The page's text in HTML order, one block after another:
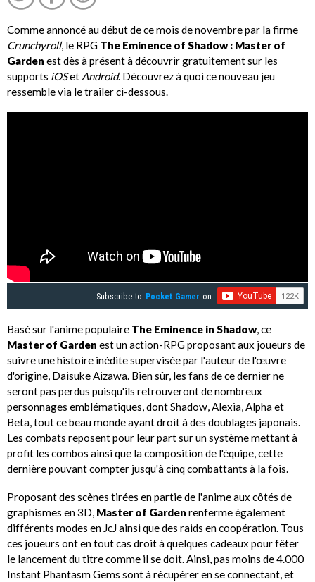
Comme annoncé au début de ce mois de novembre par la firme
Crunchyroll, le RPG The Eminence of Shadow : Master of
Garden est dès à présent à découvrir gratuitement sur les
supports iOSet Android. Découvrez à quoi ce nouveau jeu
ressemble via le trailer ci-dessous.
Subscribe to Pocket Gamer on
Basé sur l'anime populaire The Eminence in Shadow, ce
Master of Garden est un action-RPG proposant aux joueurs de
suivre une histoire inédite supervisée par l'auteur de l'œuvre
d'origine, Daisuke Aizawa. Bien sûr, les fans de ce dernier ne
seront pas perdus puisqu'ils retrouveront de nombreux
personnages emblématiques, dont Shadow, Alexia, Alpha et
Beta, tout ce beau monde ayant droit à des doublages japonais.
Les combats reposent pour leur part sur un système mettant à
profit les combos ainsi que la composition de l'équipe, cette
dernière pouvant compter jusqu'à cinq combattants à la fois.
Proposant des scènes tirées en partie de l'anime aux côtés de
graphismes en 3D, Master of Garden renferme également
différents modes en JcJ ainsi que des raids en coopération. Tous
ces joueurs ont en tout cas droit à quelques cadeaux pour fêter
le lancement du titre comme il se doit. Ainsi, pas moins de 4.000
Instant Phantasm Gems sont à récupérer en se connectant, et